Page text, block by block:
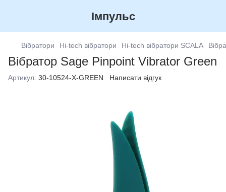
Імпульс
Вібратори Hi-tech вібратори Hi-tech вібратори SCALA
Вібратор Sage Pinpoint Vibrator Green
Артикул: 30-10524-X-GREEN Написати відгук